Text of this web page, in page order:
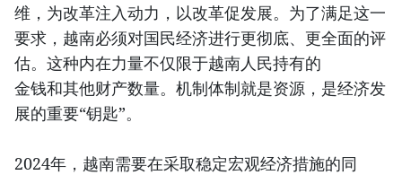
维，为改革注入动力，以改革促发展。为了满足这一
要求，越南必须对国民经济进行更彻底、更全面的评
估。这种内在力量不仅限于越南人民持有的
金钱和其他财产数量。机制体制就是资源，是经济发
展的重要“钥匙”。
2024年，越南需要在采取稳定宏观经济措施的同